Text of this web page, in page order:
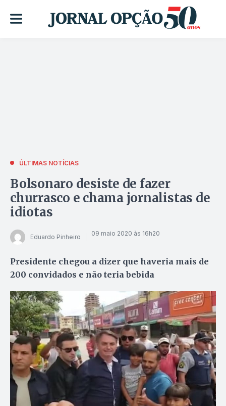
ÚLTIMAS NOTÍCIAS
Bolsonaro desiste de fazer
churrasco e chama jornalistas de
idiotas
Eduardo Pinheiro 09 maio 2020 às 16h20
Presidente chegou a dizer que haveria mais de
200 convidados e não teria bebida